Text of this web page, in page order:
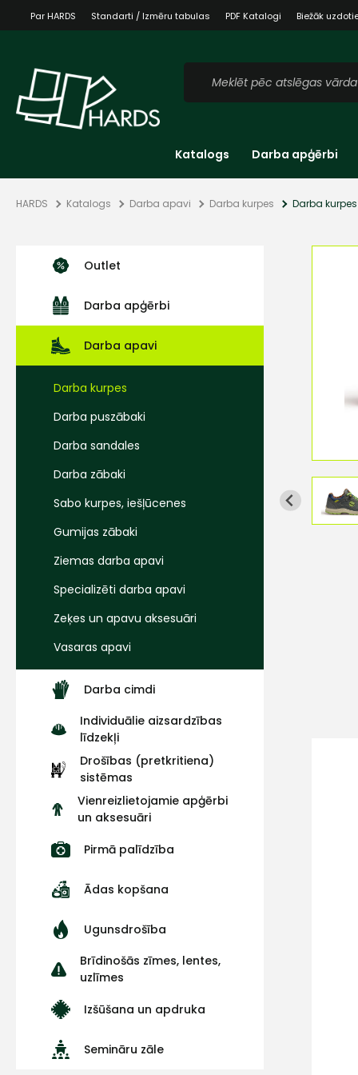
Par HARDS Standarti / Izmēru tabulas PDF Katalogi Biežāk
Katalogs Darba apģērbi
HARDS Katalogs Darba apavi Darba kurpes Darba kurpes
Outlet
Darba apģērbi
Darba apavi
Darba kurpes
Darba puszābaki
Darba sandales
Darba zābaki
Sabo kurpes, iešļūcenes
Gumijas zābaki
Ziemas darba apavi
Specializēti darba apavi
Zeķes un apavu aksesuāri
Vasaras apavi
Darba cimdi
Individuālie aizsardzības
līdzekļi
Drošības (pretkritiena)
sistēmas
Vienreizlietojamie apģērbi
un aksesuāri
Pirmā palīdzība
Ādas kopšana
Ugunsdrošība
Brīdinošās zīmes, lentes,
uzlīmes
Izšūšana un apdruka
Semināru zāle